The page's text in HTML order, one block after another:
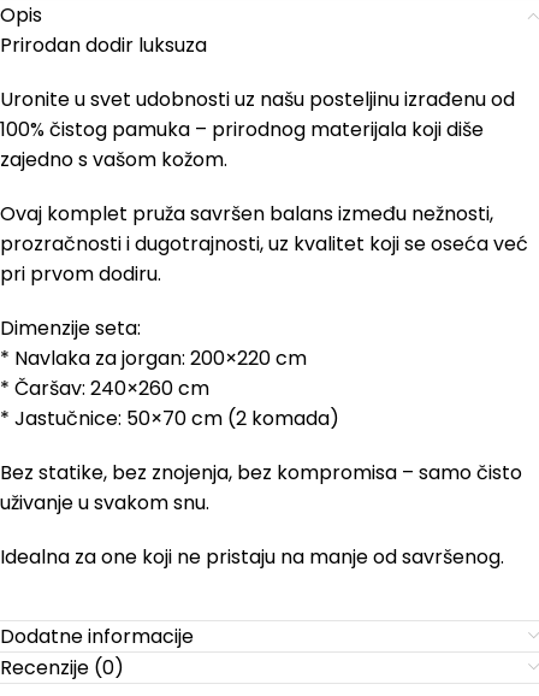
Opis
Prirodan dodir luksuza
Uronite u svet udobnosti uz našu posteljinu izrađenu od
100% čistog pamuka – prirodnog materijala koji diše
zajedno s vašom kožom.
Ovaj komplet pruža savršen balans između nežnosti,
prozračnosti i dugotrajnosti, uz kvalitet koji se oseća već
pri prvom dodiru.
Dimenzije seta:
* Navlaka za jorgan: 200×220 cm
* Čaršav: 240×260 cm
* Jastučnice: 50×70 cm (2 komada)
Bez statike, bez znojenja, bez kompromisa – samo čisto
uživanje u svakom snu.
Idealna za one koji ne pristaju na manje od savršenog.
Dodatne informacije
Recenzije (0)